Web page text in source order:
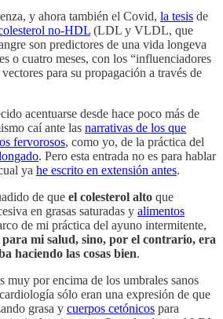
y ahora también el Covid, la tesis de
no-HDL (LDL y VLDL, que
son predictores de una vida longeva
o cuatro meses, con los “influenciadores
para su propagación a través de
acentuarse desde hace poco más de
caí ante las narrativas de los que
fervorosos, como yo, de la práctica del
. Pero esta entrada no es para hablar
ya he escrito en extensión antes.
de que el colesterol alto que
en grasas saturadas y alimentos
de mi práctica del ayuno intermitente,
mi salud, sino, por el contrario, era
haciendo las cosas bien.
muy por encima de los umbrales sanos
sólo eran una expresión de que
grasa y cuerpos cetónicos para